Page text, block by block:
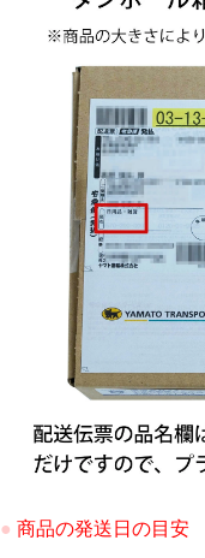
● 商品の発送日の目安